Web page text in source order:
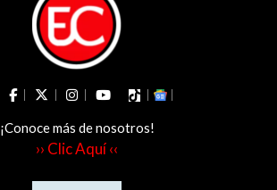
¡Conoce más de nosotros!
›› Clic Aquí ‹‹